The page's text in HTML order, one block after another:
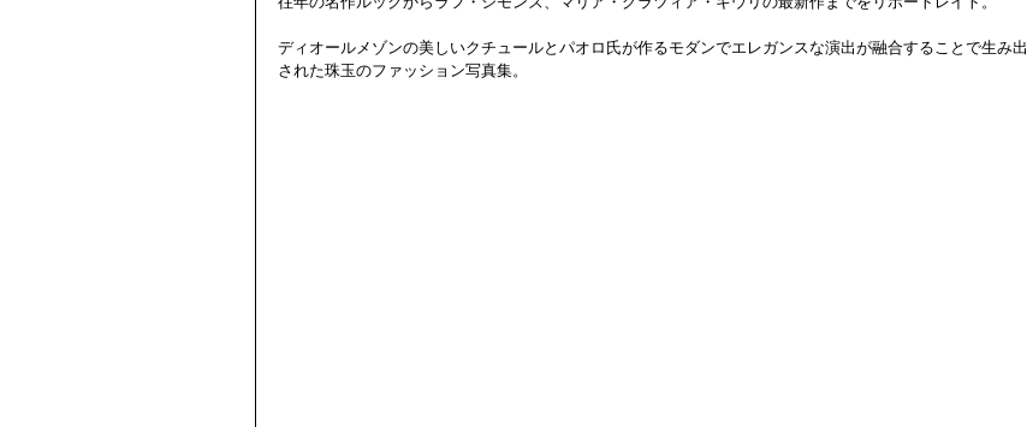
ディオールメゾンの美しいクチュールとパオロ氏が作るモダンでエレガンスな演出が融合することで生み出
された珠玉のファッション写真集。